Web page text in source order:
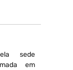
sede
em